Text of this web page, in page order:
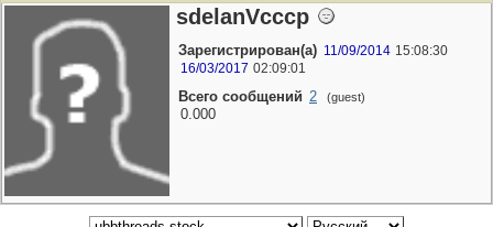
sdelanVcccp
Зарегистрирован(а) 11/09/2014 15:08:30
16/03/2017 02:09:01
Всего сообщений 2 (guest)
0.000